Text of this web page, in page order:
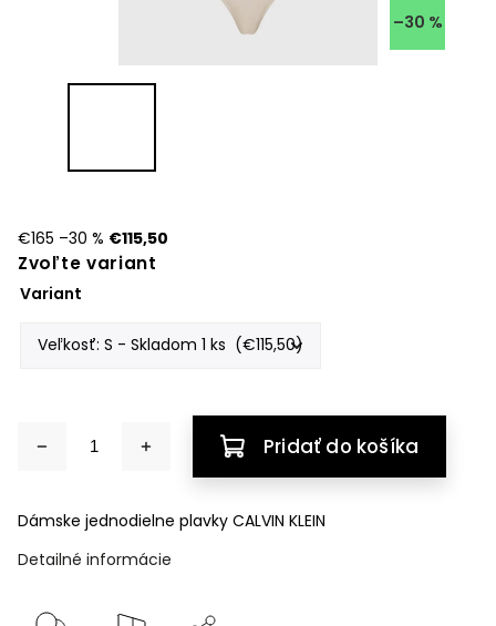
–30 %
€165 –30 % €115,50
Zvoľte variant
Variant
Pridať do košíka
Dámske jednodielne plavky CALVIN KLEIN
Detailné informácie